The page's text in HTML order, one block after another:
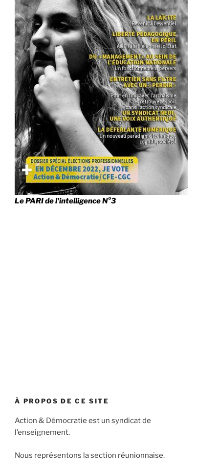
Le PARI de l'intelligence N°3
À PROPOS DE CE SITE
Action & Démocratie est un syndicat de
l’enseignement.
Nous représentons la section réunionnaise.